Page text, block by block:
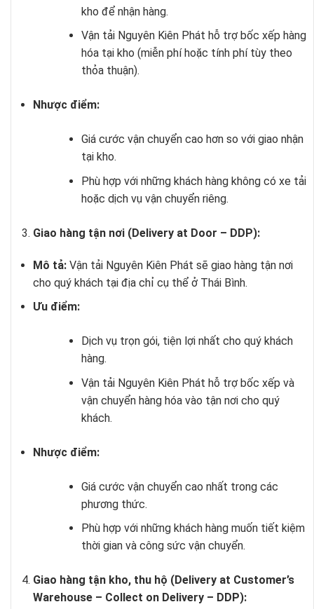
kho để nhận hàng.
Vận tải Nguyên Kiên Phát hỗ trợ bốc xếp hàng
hóa tại kho (miễn phí hoặc tính phí tùy theo
thỏa thuận).
Nhược điểm:
Giá cước vận chuyển cao hơn so với giao nhận
tại kho.
Phù hợp với những khách hàng không có xe tải
hoặc dịch vụ vận chuyển riêng.
Giao hàng tận nơi (Delivery at Door – DDP):
Mô tả:Vận tải Nguyên Kiên Phát sẽ giao hàng tận nơi
cho quý khách tại địa chỉ cụ thể ở Thái Bình.
Ưu điểm:
Dịch vụ trọn gói, tiện lợi nhất cho quý khách
hàng.
Vận tải Nguyên Kiên Phát hỗ trợ bốc xếp và
vận chuyển hàng hóa vào tận nơi cho quý
khách.
Nhược điểm:
Giá cước vận chuyển cao nhất trong các
phương thức.
Phù hợp với những khách hàng muốn tiết kiệm
thời gian và công sức vận chuyển.
Giao hàng tận kho, thu hộ (Delivery at Customer’s
Warehouse – Collect on Delivery – DDP):